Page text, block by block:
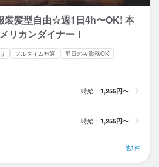
装髪型自由☆週1日4h〜OK! 本
リカンダイナー！
フルタイム歓迎
平日のみ勤務OK
時給： 1,255円〜
時給： 1,255円〜
他1件